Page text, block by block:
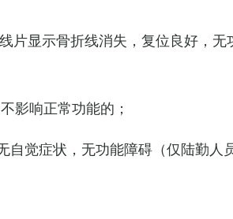
片显示骨折线消失，复位良好，
影响正常功能的；
自觉症状，无功能障碍（仅陆勤人